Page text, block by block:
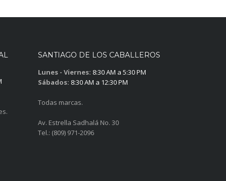
SANTIAGO DE LOS CABALLEROS
Lunes - Viernes: 8:30 AM a 5:30 PM
Sábados: 8:30 AM a 12:30 PM
Todas marcas.
Av. Estrella Sadhalá No. 30
Tel.: (809) 971-2096